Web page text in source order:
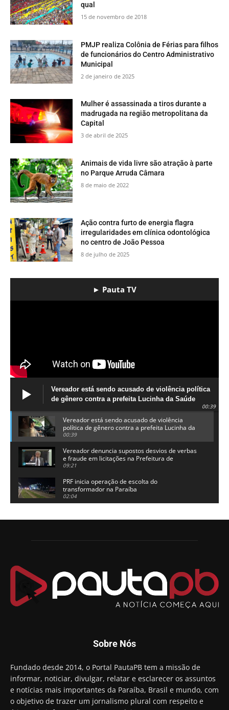
qual
15 de novembro de 2018
PMJP realiza Colônia de Férias para filhos
de funcionários do Centro Administrativo
Municipal
2 de janeiro de 2025
Mulher é assassinada a tiros durante a
madrugada na região metropolitana da
Capital
3 de abril de 2025
​Animais de vida livre são atração à parte
no Parque Arruda Câmara
8 de maio de 2022
Ação contra furto de energia flagra
irregularidades em clínica odontológica
no centro de João Pessoa
8 de julho de 2025
► Pauta TV
Vereador está sendo acusado de violência política
de gênero contra a prefeita Lucinha da Saúde
00:39
Vereador está sendo acusado de violência
política de gênero contra a prefeita Lucinha da
Saúde
00:39
Vereador denuncia supostos desvios de verbas
e fraude em licitações na Prefeitura de
Alhandra
09:21
PRF inicia operação de escolta do
transformador na Paraíba
02:04
candidatura a governador da Paraíba
Chapa dos sonhos: Cícero agradece a Galdino,
Arthur Lira parabeniza Karla Pimentel por sua
reeleição em Conde
00:23
Aguinaldo Ribeiro destaca apoio do PP a Hugo
preso e faz vídeo na cadeia
Hugo Motta retira projeto que permitia bancos
"confiscar" dinheiro de clientes
01:49
Descaso da gestão Panta deixa crianças e
professoras 'ilhadas' em creche
Sobre Nós
Fundado desde 2014, o Portal PautaPB tem a missão de
informar, noticiar, divulgar, relatar e esclarecer os assuntos
e notícias mais importantes da Paraíba, Brasil e mundo, com
o objetivo de trazer um jornalismo plural com respeito e